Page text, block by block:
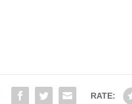
RATE: